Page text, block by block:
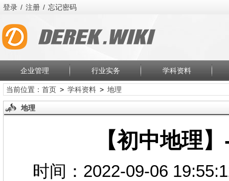
登录 / 注册 / 忘记密码
企业管理 行业实务 学科资料
当前位置： 首页> 学科资料> 地理
地理
【初中地理
时间：2022-09-06